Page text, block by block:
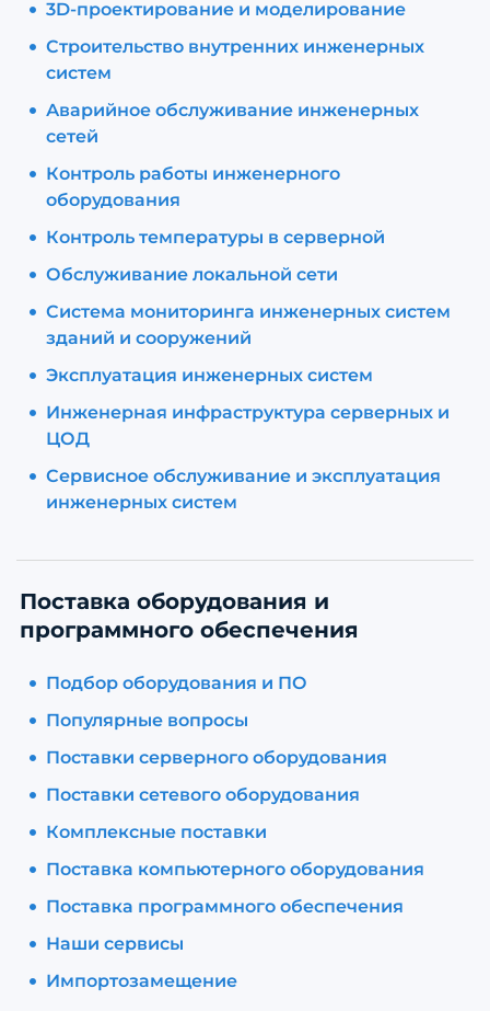
3D-проектирование и моделирование
Строительство внутренних инженерных
систем
Аварийное обслуживание инженерных
сетей
Контроль работы инженерного
оборудования
Контроль температуры в серверной
Обслуживание локальной сети
Система мониторинга инженерных систем
зданий и сооружений
Эксплуатация инженерных систем
Инженерная инфраструктура серверных и
ЦОД
Сервисное обслуживание и эксплуатация
инженерных систем
Поставка оборудования и
программного обеспечения
Подбор оборудования и ПО
Популярные вопросы
Поставки серверного оборудования
Поставки сетевого оборудования
Комплексные поставки
Поставка компьютерного оборудования
Поставка программного обеспечения
Наши сервисы
Импортозамещение